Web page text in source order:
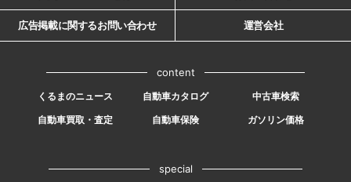
広告掲載に関するお問い合わせ 運営会社
content
くるまのニュース 自動車カタログ
中古車検索
自動車買取・査定
自動車保険 ガソリン価格
special